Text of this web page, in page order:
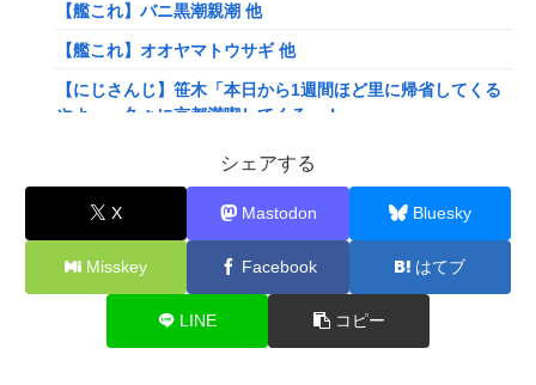
【艦これ】バニ黒潮親潮 他
【艦これ】オオヤマトウサギ 他
【にじさんじ】笹木「本日から1週間ほど里に帰省してくる
やよ～。久々に京都満喫してくるっ！」
【にじさんじ】ののは、初の後輩コラボ！あゆゆとおはなし
「なかよくなれるかな？！」【8/7(金)20:00】
【VTuber】Google Play初のトーク番組「選抜！推しナイ
ン発表会」発表へ！8名が推しキャラクターの魅力を語り合
う【8/6(木)18:00】
とーーーーーーーーにおもんない！！！！」→炎上
シェアする
X Mastodon Bluesky
Misskey Facebook はてブ
LINE コピー